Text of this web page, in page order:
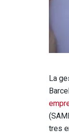
La
tres